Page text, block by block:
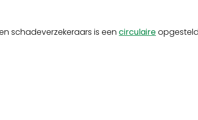
schadeverzekeraars is eencirculaire